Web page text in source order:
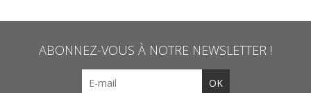
ABONNEZ-VOUS À NOTRE NEWSLETTER !